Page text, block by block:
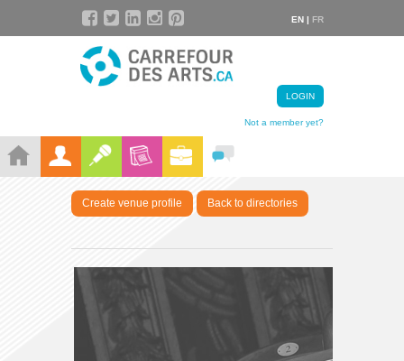
EN | FR
LOGIN
Not a member yet?
Create venue profile Back to directories